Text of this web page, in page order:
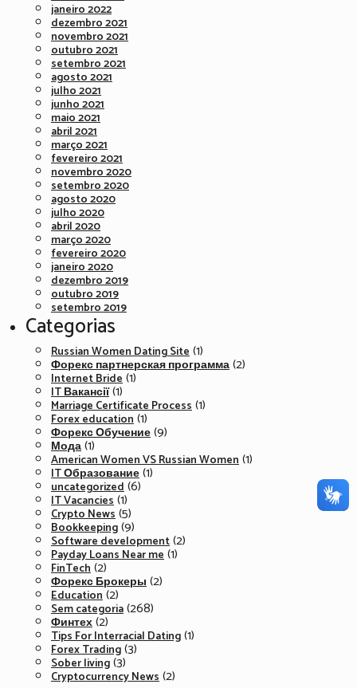
janeiro 2022
dezembro 2021
novembro 2021
outubro 2021
setembro 2021
agosto 2021
julho 2021
junho 2021
maio 2021
abril 2021
março 2021
fevereiro 2021
novembro 2020
setembro 2020
agosto 2020
julho 2020
abril 2020
março 2020
fevereiro 2020
janeiro 2020
dezembro 2019
outubro 2019
setembro 2019
Categorias
Russian Women Dating Site(1)
Форекс партнерская программа(2)
Internet Bride(1)
IT Вакансії(1)
Marriage Certificate Process(1)
Forex education(1)
Форекс Обучение(9)
Мода(1)
American Women VS Russian Women(1)
IT Образование(1)
uncategorized(6)
IT Vacancies(1)
Crypto News(5)
Bookkeeping(9)
Software development(2)
Payday Loans Near me(1)
FinTech(2)
Форекс Брокеры(2)
Education(2)
Sem categoria(268)
Финтех(2)
Tips For Interracial Dating(1)
Forex Trading(3)
Sober living(3)
Cryptocurrency News(2)